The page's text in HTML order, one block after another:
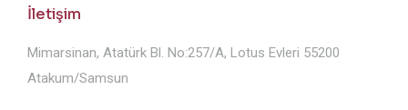
İletişim
Mimarsinan, Atatürk Bl. No:257/A, Lotus Evleri 55200
Atakum/Samsun